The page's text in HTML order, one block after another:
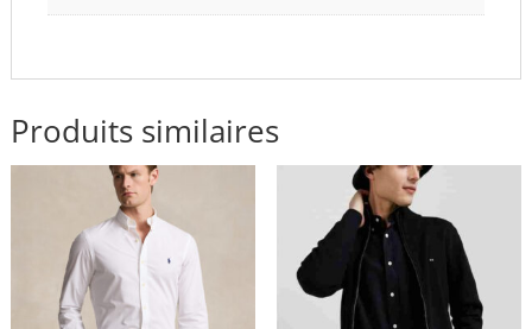
Produits similaires